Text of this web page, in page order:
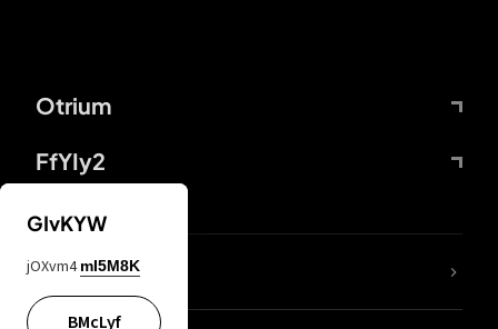
Otrium
FfYIy2
DDcvSo
GIvKYW
jOXvm4 mI5M8K
BMcLyf